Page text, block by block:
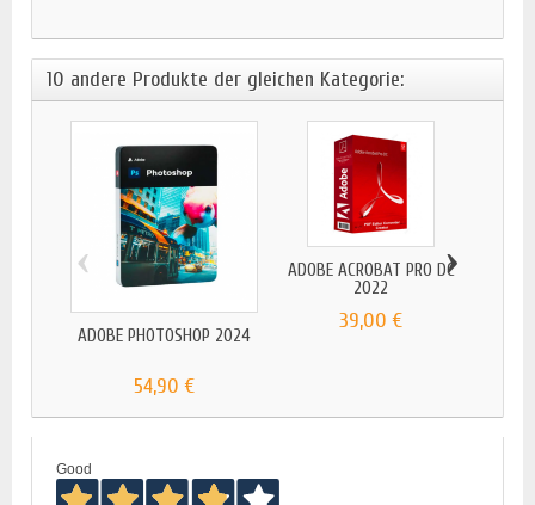
10 andere Produkte der gleichen Kategorie:
ADOBE PHOTOSHOP 2024
54,90 €
ADOBE ACROBAT PRO DC
2022
39,00 €
‹ ›
Good